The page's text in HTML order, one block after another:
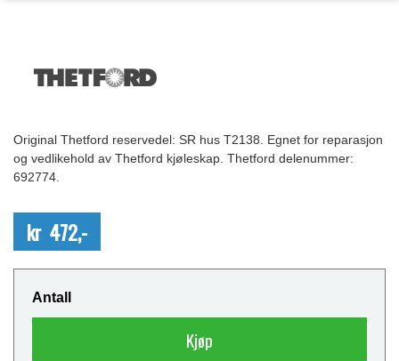
Original Thetford reservedel: SR hus T2138. Egnet for reparasjon
og vedlikehold av Thetford kjøleskap. Thetford delenummer:
692774.
kr 472,-
Antall
Kjøp